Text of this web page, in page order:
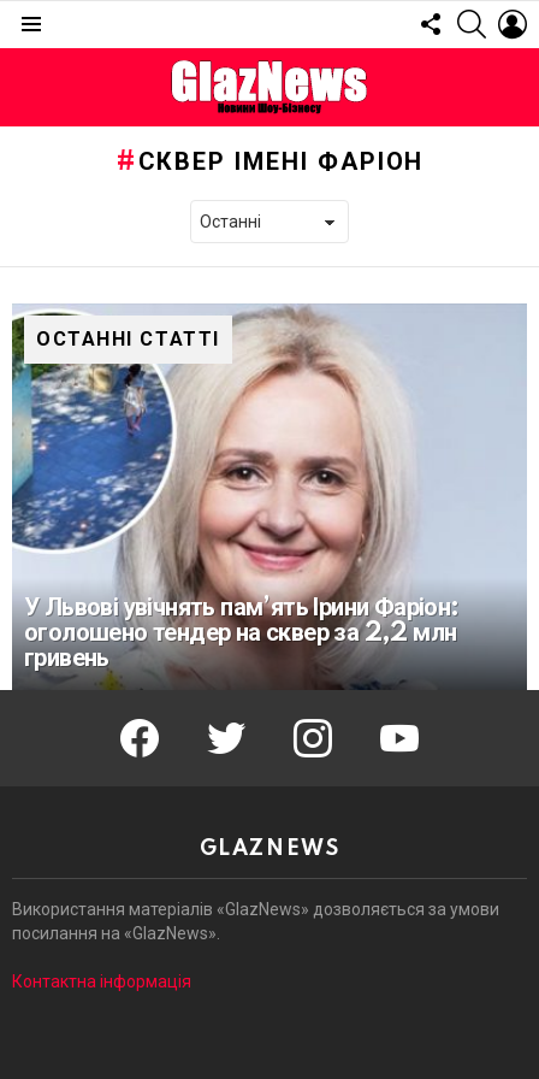
FOLLOW
US
СКВЕР ІМЕНІ ФАРІОН
ОСТАННІ СТАТТІ
У Львові увічнять пам’ять Ірини Фаріон:
оголошено тендер на сквер за 2,2 млн
гривень
facebook twitter instagram youtube
GLAZNEWS
Використання матеріалів «GlazNews» дозволяється за умови
посилання на «GlazNews».
Контактна інформація